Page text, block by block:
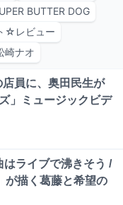
BUTTER DOG
☆レビュー
崎ナオ
員に、奥田民生が
」ミュージックビデ
ライブで沸きそう /
が描く葛藤と希望の